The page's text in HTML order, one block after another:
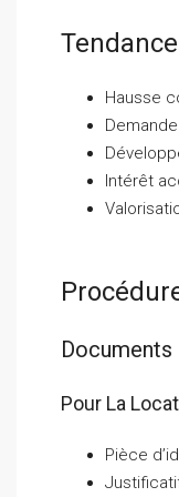
Hausse
Intérêt
Pour La
Pièce